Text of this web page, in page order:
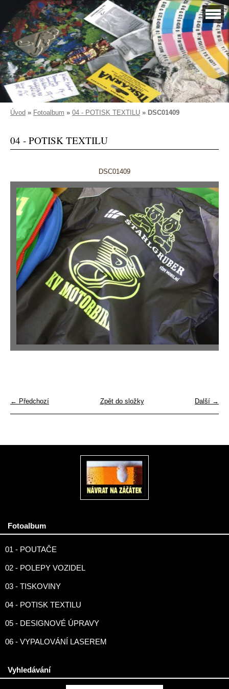
Úvod » Fotoalbum » 04 - POTISK TEXTILU » DSC01409
04 - POTISK TEXTILU
DSC01409
← Předchozí Další →
Zpět do složky
Fotoalbum
01 - POUTAČE
02 - POLEPY VOZIDEL
03 - TISKOVINY
04 - POTISK TEXTILU
05 - DESIGNOVÉ ÚPRAVY
06 - VYPALOVÁNÍ LASEREM
Vyhledávání